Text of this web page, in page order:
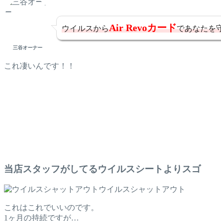
三谷オーナー
ウイルスからAir Revoカードであなたを
これ凄いんです！！
当店スタッフがしてるウイルスシートよりスゴ
ウイルスシャットアウト
これはこれでいいのです。
1ヶ月の持続ですが…